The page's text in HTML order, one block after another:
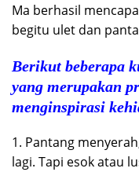
Ma berhasil
begitu ulet dan
Berikut beberapa
yang merupakan
menginspirasi
1. Pantang
lagi. Tapi esok atau